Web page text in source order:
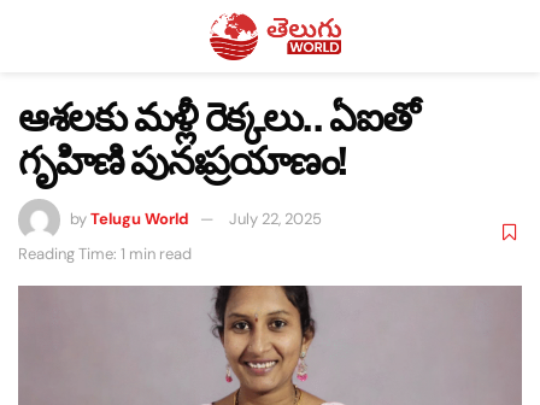
ఆశలకు మళ్లీ రెక్కలు.. ఏఐతో
గృహిణి పునఃప్రయాణం!
byTelugu World
July 22, 2025
Reading Time: 1 min read